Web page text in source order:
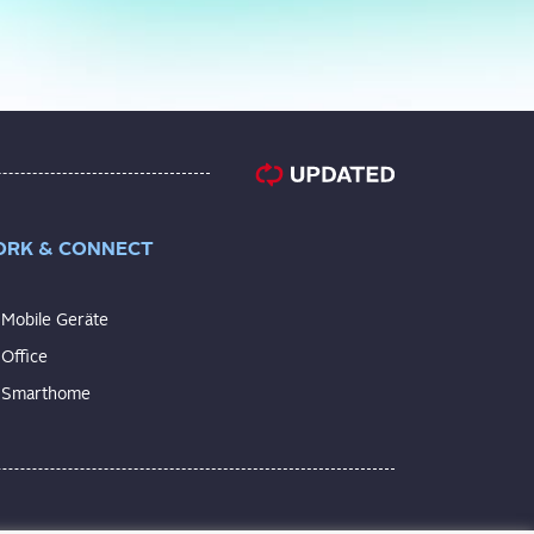
& CONNECT
Mobile Geräte
Office
Smarthome